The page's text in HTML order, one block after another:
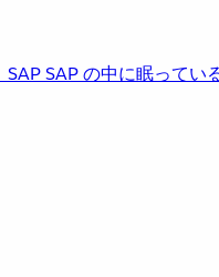
SAPSAP の中に眠ってい